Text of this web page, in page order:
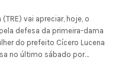
vai apreciar, hoje, o
defesa da primeira-dama
do prefeito Cícero Lucena
no último sábado por…